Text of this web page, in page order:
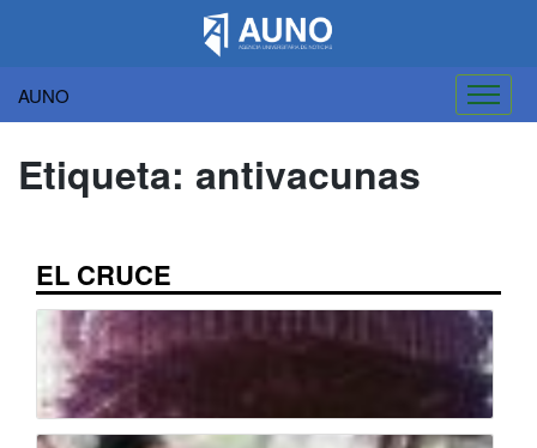
AUNO
contenido
Etiqueta: antivacunas
EL CRUCE